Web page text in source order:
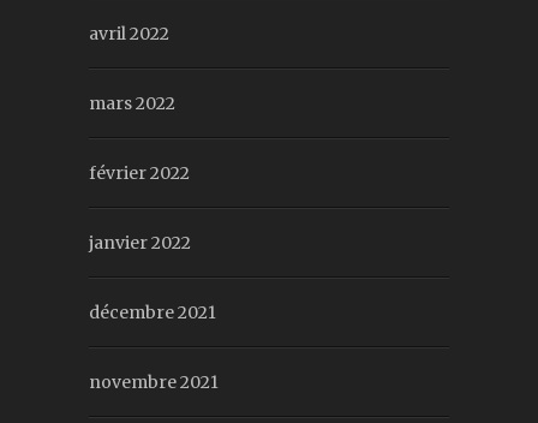
avril 2022
mars 2022
février 2022
janvier 2022
décembre 2021
novembre 2021